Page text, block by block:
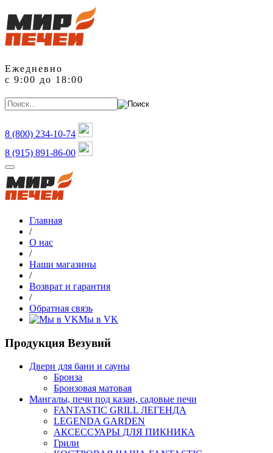
Ежедневно
с 9:00 до 18:00
8 (800) 234-10-74
8 (915) 891-86-00
Главная
/
О нас
/
Наши магазины
/
Возврат и гарантия
/
Обратная связь
Мы в VK
Продукция Везувий
Двери для бани и сауны
Бронза
Бронзовая матовая
Мангалы, печи под казан, садовые печи
FANTASTIC GRILL ЛЕГЕНДА
LEGENDA GARDEN
АКСЕССУАРЫ ДЛЯ ПИКНИКА
Грили